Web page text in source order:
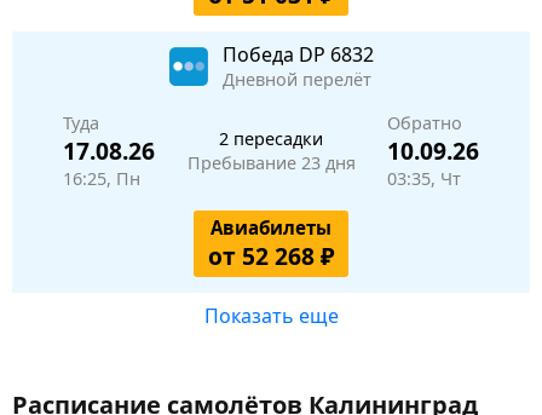
Победа DP 6832
Дневной перелёт
Туда
17.08.26
16:25, Пн
2 пересадки
Пребывание 23 дня
Обратно
10.09.26
03:35, Чт
Авиабилеты
от 52 268 ₽
Показать еще
Расписание самолётов Калининград